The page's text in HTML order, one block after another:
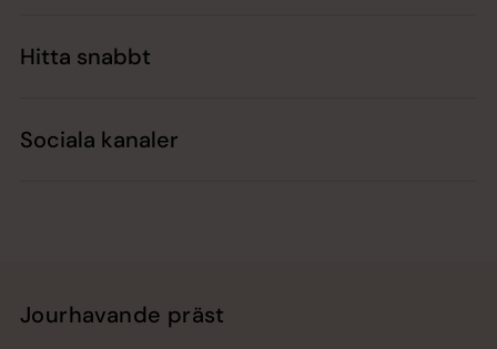
Hitta snabbt
Sociala kanaler
Jourhavande präst